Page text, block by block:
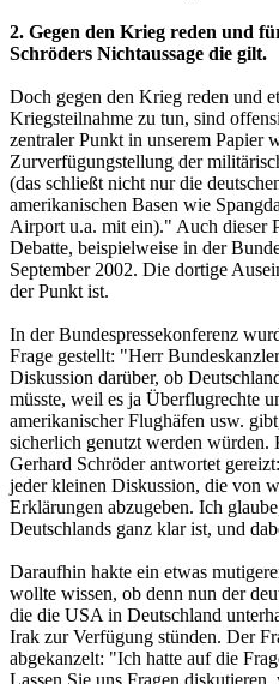
2. Gegen den Krieg reden und
Schröders Nichtaussage die gilt.
Doch gegen den Krieg reden und
Kriegsteilnahme zu tun, sind
zentraler Punkt in unserem Papier
Zurverfügungstellung der
(das schließt nicht nur die
amerikanischen Basen wie
Airport u.a. mit ein)." Auch dieser
Debatte, beispielweise in der
September 2002. Die dortige
der Punkt ist.
In der Bundespressekonferenz
Frage gestellt: "Herr
Diskussion darüber, ob
müsste, weil es ja Überflugrechte
amerikanischer Flughäfen usw.
sicherlich genutzt werden würden.
Gerhard Schröder antwortet
jeder kleinen Diskussion, die von
Erklärungen abzugeben. Ich
Deutschlands ganz klar ist, und
Daraufhin hakte ein etwas
wollte wissen, ob denn nun der
die die USA in Deutschland
Irak zur Verfügung stünden. Der
abgekanzelt: "Ich hatte auf die
Lassen Sie uns Fragen